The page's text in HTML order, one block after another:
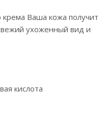
Ваша кожа получит
ухоженный вид и
кислота